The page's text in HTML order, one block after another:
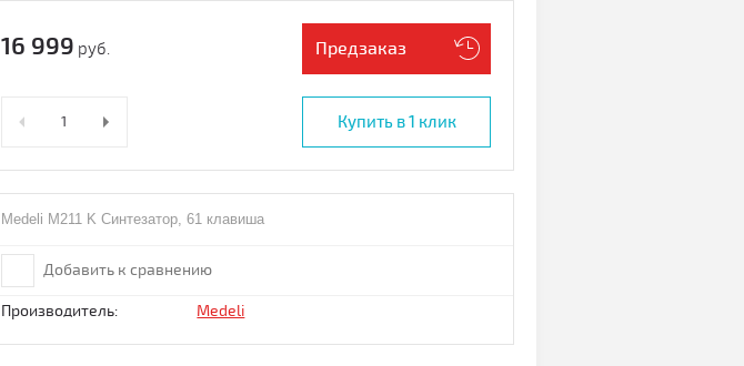
16 999 руб. Предзаказ
Купить в 1 клик
Medeli M211 K Синтезатор, 61 клавиша
Добавить к сравнению
Производитель: Medeli